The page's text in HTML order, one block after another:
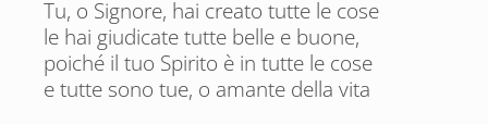
Tu, o Signore, hai creato tutte le cose
le hai giudicate tutte belle e buone,
poiché il tuo Spirito è in tutte le cose
e tutte sono tue, o amante della vita